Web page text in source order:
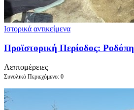
Ιστορικά αντικείμενα
Προϊστορική Περίοδος: Ροδόπη
Λεπτομέρειες
Συνολικό Περιεχόμενο: 0